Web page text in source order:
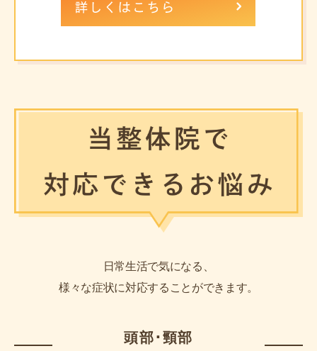
日常生活で気になる、
様々な症状に対応することができます。
頭部･頸部